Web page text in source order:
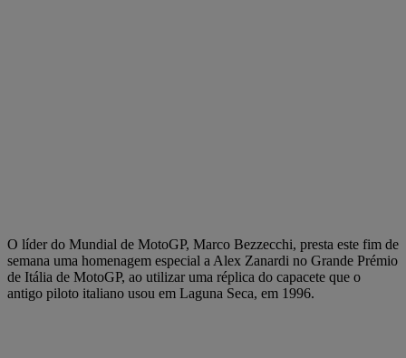
O líder do Mundial de MotoGP, Marco Bezzecchi, presta este fim de
semana uma homenagem especial a Alex Zanardi no Grande Prémio
de Itália de MotoGP, ao utilizar uma réplica do capacete que o
antigo piloto italiano usou em Laguna Seca, em 1996.